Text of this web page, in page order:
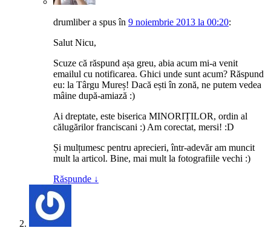
drumliber a spusîn 9 noiembrie 2013 la 00:20:
Salut Nicu,
Scuze că răspund așa greu, abia acum mi-a venit
emailul cu notificarea. Ghici unde sunt acum? Răspund
eu: la Târgu Mureș! Dacă ești în zonă, ne putem vedea
mâine după-amiază :)
Ai dreptate, este biserica MINORIȚILOR, ordin al
călugărilor franciscani :) Am corectat, mersi! :D
Și mulțumesc pentru aprecieri, într-adevăr am muncit
mult la articol. Bine, mai mult la fotografiile vechi :)
Răspunde ↓